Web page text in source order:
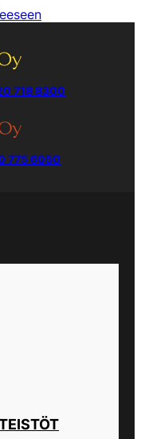
718 8300
775 6050